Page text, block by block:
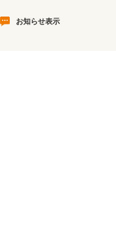
お知らせ表示